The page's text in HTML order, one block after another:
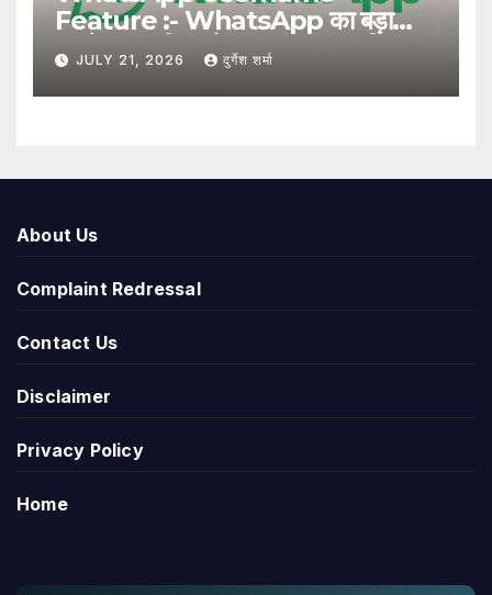
Feature :- WhatsApp का बड़ा
अपडेट, अब बिना मोबाइल नंबर साझा किए
यूजरनेम से हो सकेगा संपर्क
JULY 21, 2026 दुर्गेश शर्मा
About Us
Complaint Redressal
Contact Us
Disclaimer
Privacy Policy
Home